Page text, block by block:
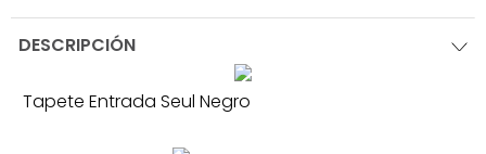
DESCRIPCIÓN
Tapete Entrada Seul Negro